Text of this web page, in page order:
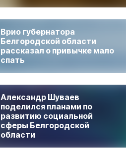
Врио губернатора
Белгородской области
рассказал о привычке мало
спать
Александр Шуваев
поделился планами по
развитию социальной
сферы Белгородской
области